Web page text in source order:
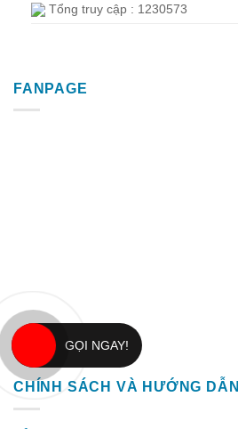
Tổng truy cập : 1230573
FANPAGE
CHÍNH SÁCH VÀ HƯỚNG DẪN
GỌI NGAY!